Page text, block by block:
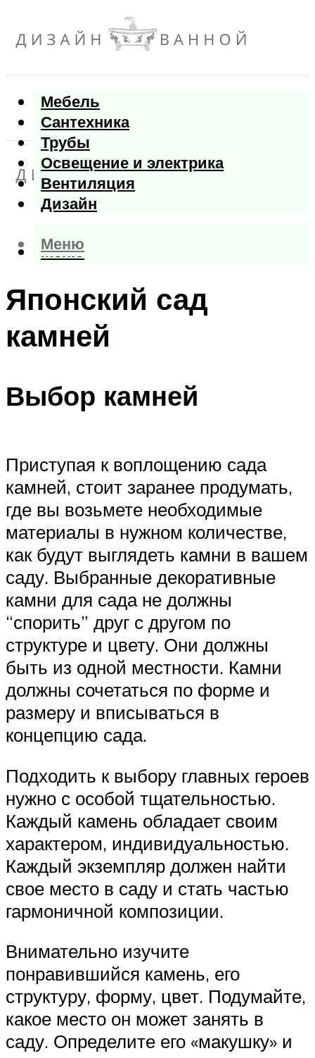
Мебель
Сантехника
Трубы
Освещение и электрика
Вентиляция
Дизайн
Меню
Меню
Японский сад
камней
Выбор камней
Приступая к воплощению сада
камней, стоит заранее продумать,
где вы возьмете необходимые
материалы в нужном количестве,
как будут выглядеть камни в вашем
саду. Выбранные декоративные
камни для сада не должны
“спорить” друг с другом по
структуре и цвету. Они должны
быть из одной местности. Камни
должны сочетаться по форме и
размеру и вписываться в
концепцию сада.
Подходить к выбору главных героев
нужно с особой тщательностью.
Каждый камень обладает своим
характером, индивидуальностью.
Каждый экземпляр должен найти
свое место в саду и стать частью
гармоничной композиции.
Внимательно изучите
понравившийся камень, его
структуру, форму, цвет. Подумайте,
какое место он может занять в
саду. Определите его «макушку» и